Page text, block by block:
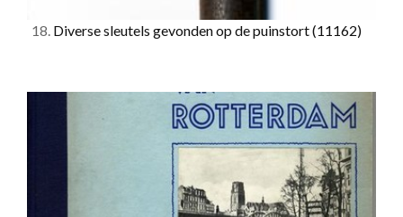
18. Diverse sleutels gevonden op de puinstort(11162)